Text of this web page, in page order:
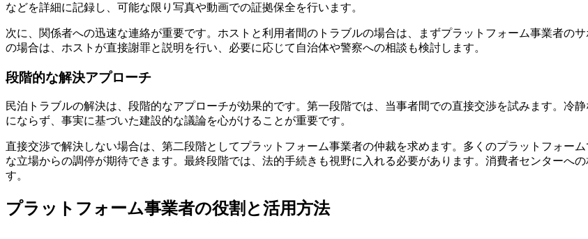
などを詳細に記録し、可能な限り写真や動画での証拠保全を行います。
次に、関係者への迅速な連絡が重要です。ホストと利用者間のトラブルの場合は、まずプラットフォーム事業者の
の場合は、ホストが直接謝罪と説明を行い、必要に応じて自治体や警察への相談も検討します。
段階的な解決アプローチ
民泊トラブルの解決は、段階的なアプローチが効果的です。第一段階では、当事者間での直接交渉を試みます。冷
にならず、事実に基づいた建設的な議論を心がけることが重要です。
直接交渉で解決しない場合は、第二段階としてプラットフォーム事業者の仲裁を求めます。多くのプラットフォー
な立場からの調停が期待できます。最終段階では、法的手続きも視野に入れる必要があります。消費者センターへ
す。
プラットフォーム事業者の役割と活用方法